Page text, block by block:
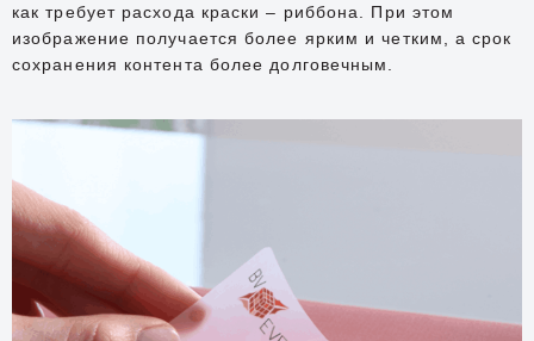
как требует расхода краски – риббона. При этом
изображение получается более ярким и четким, а срок
сохранения контента более долговечным.